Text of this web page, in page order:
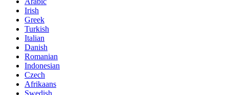
Irish
Greek
Turkish
Italian
Danish
Romanian
Indonesian
Czech
Afrikaans
Swedish